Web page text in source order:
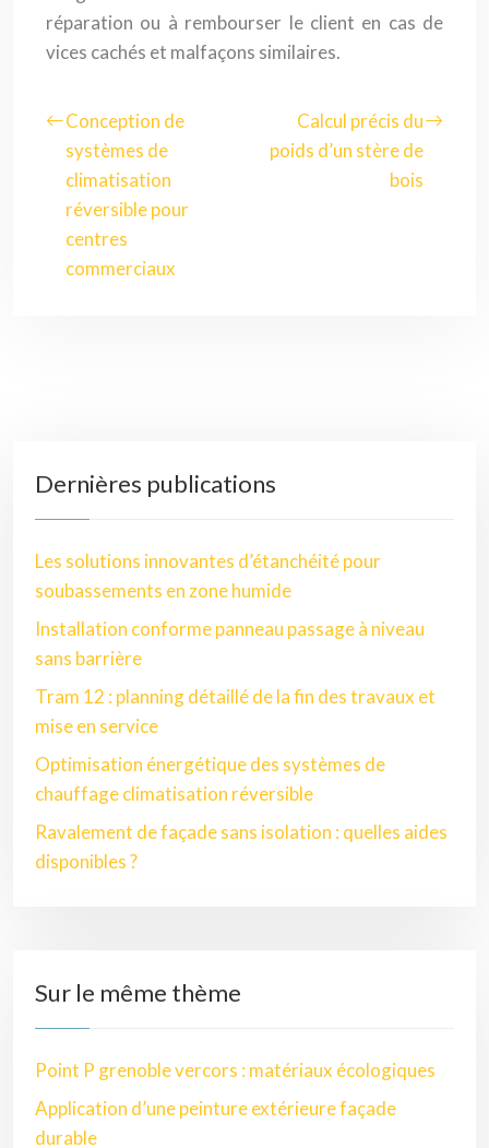
réparation ou à rembourser le client en cas de
vices cachés et malfaçons similaires.
Conception de
systèmes de
climatisation
réversible pour
centres
commerciaux
Calcul précis du
poids d’un stère de
bois
Dernières publications
Les solutions innovantes d’étanchéité pour
soubassements en zone humide
Installation conforme panneau passage à niveau
sans barrière
Tram 12 : planning détaillé de la fin des travaux et
mise en service
Optimisation énergétique des systèmes de
chauffage climatisation réversible
Ravalement de façade sans isolation : quelles aides
disponibles ?
Sur le même thème
Point P grenoble vercors : matériaux écologiques
Application d’une peinture extérieure façade
durable